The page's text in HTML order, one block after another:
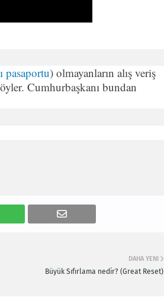
pasaportu) olmayanların alış veriş
Cumhurbaşkanı bundan
DAHA YENI
Büyük Sıfırlama nedir? (Great Reset)